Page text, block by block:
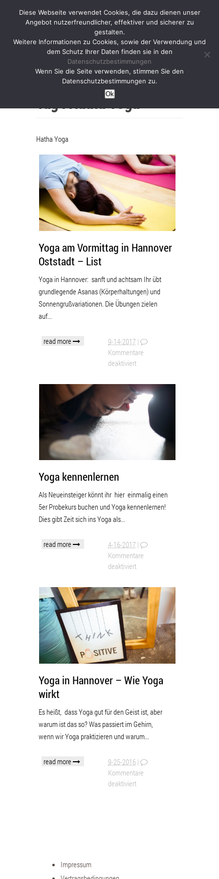
Home
Hatha Yoga
Hatha Yoga
Yoga am Vormittag in Hannover
Oststadt – List
Yoga in Hannover: sanft und achtsam Ihr übt
grundlegende Asanas (Körperhaltungen) und
Sonnengrußvariationen. Die Übungen zielen
auf...
read more 9-14-2017 |
Kommentare
deaktiviert
Yoga kennenlernen
Als Neueinsteiger könnt ihr hier einmalig einen
5er Probekurs buchen und Yoga kennenlernen!
Dies gibt Zeit sich ins Yoga als...
read more 4-16-2017 |
Kommentare
deaktiviert
Yoga in Hannover – Wie Yoga
wirkt
Es heißt, dass Yoga gut für den Geist ist, aber
warum ist das so? Was passiert im Gehirn,
wenn wir Yoga praktizieren und warum...
read more 9-25-2016 |
Kommentare
deaktiviert
Impressum
Diese Webseite verwendet Cookies, die dazu dienen unser
Angebot nutzerfreundlicher, effektiver und sicherer zu
gestalten.
Weitere Informationen zu Cookies, sowie der Verwendung und
dem Schutz Ihrer Daten finden sie in den
Datenschutzbestimmungen
Wenn Sie die Seite verwenden, stimmen Sie den
Datenschutzbestimmungen zu.
Ok